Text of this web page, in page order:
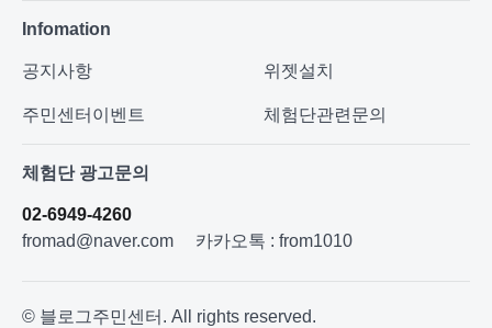
Infomation
공지사항 위젯설치
주민센터이벤트 체험단관련문의
체험단 광고문의
02-6949-4260
fromad@naver.com
카카오톡 : from1010
© 블로그주민센터. All rights reserved.